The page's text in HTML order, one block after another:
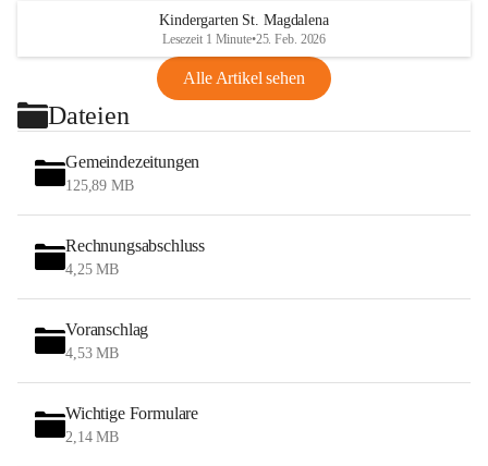
Kindergarten St. Magdalena
Lesezeit 1 Minute•25. Feb. 2026
Alle Artikel sehen
Dateien
Gemeindezeitungen
125,89 MB
Rechnungsabschluss
4,25 MB
Voranschlag
4,53 MB
Wichtige Formulare
2,14 MB